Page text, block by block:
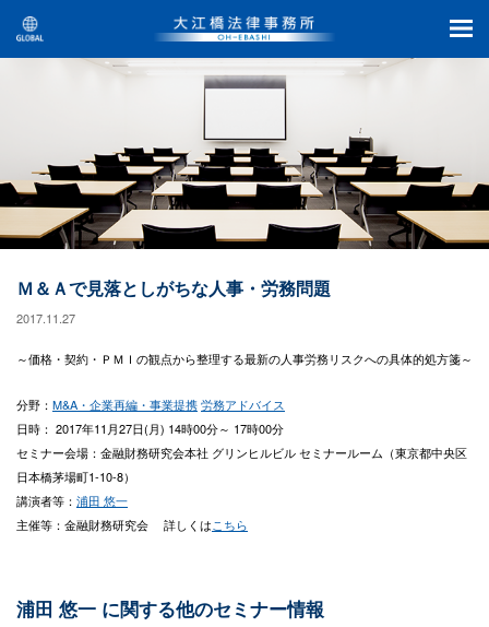
Ｍ＆Ａで見落としがちな人事・労務問題
2017.11.27
～価格・契約・ＰＭＩの観点から整理する最新の人事労務リスクへの具体的処方箋～
分野： M&A・企業再編・事業提携労務アドバイス
日時： 2017年11月27日(月) 14時00分～ 17時00分
セミナー会場：金融財務研究会本社 グリンヒルビル セミナールーム（東京都中央区
日本橋茅場町1-10-8）
講演者等： 浦田 悠一
主催等：金融財務研究会 詳しくはこちら
浦田 悠一 に関する他のセミナー情報